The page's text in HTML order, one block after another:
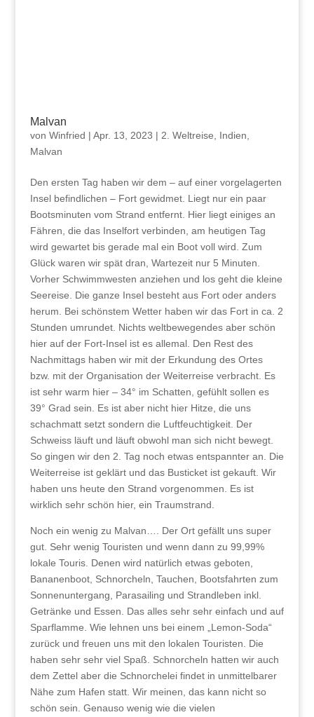
Malvan
von Winfried | Apr. 13, 2023 | 2. Weltreise Indien
Malvan
Den ersten Tag haben wir dem – auf einer vorgelagerten
Insel befindlichen – Fort gewidmet. Liegt nur ein paar
Bootsminuten vom Strand entfernt. Hier liegt einiges an
Fähren, die das Inselfort verbinden, am heutigen Tag
wird gewartet bis gerade mal ein Boot voll wird. Zum
Glück waren wir spät dran, Wartezeit nur 5 Minuten.
Vorher Schwimmwesten anziehen und los geht die kleine
Seereise. Die ganze Insel besteht aus Fort oder anders
herum. Bei schönstem Wetter haben wir das Fort in ca. 2
Stunden umrundet. Nichts weltbewegendes aber schön
hier auf der Fort-Insel ist es allemal. Den Rest des
Nachmittags haben wir mit der Erkundung des Ortes
bzw. mit der Organisation der Weiterreise verbracht. Es
ist sehr warm hier – 34° im Schatten, gefühlt sollen es
39° Grad sein. Es ist aber nicht hier Hitze, die uns
schachmatt setzt sondern die Luftfeuchtigkeit. Der
Schweiss läuft und läuft obwohl man sich nicht bewegt.
So gingen wir den 2. Tag noch etwas entspannter an. Die
Weiterreise ist geklärt und das Busticket ist gekauft. Wir
haben uns heute den Strand vorgenommen. Es ist
wirklich sehr schön hier, ein Traumstrand.
Noch ein wenig zu Malvan…. Der Ort gefällt uns super
gut. Sehr wenig Touristen und wenn dann zu 99,99%
lokale Touris. Denen wird natürlich etwas geboten,
Bananenboot, Schnorcheln, Tauchen, Bootsfahrten zum
Sonnenuntergang, Parasailing und Strandleben inkl.
Getränke und Essen. Das alles sehr sehr einfach und auf
Sparflamme. Wie lehnen uns bei einem „Lemon-Soda“
zurück und freuen uns mit den lokalen Touristen. Die
haben sehr sehr viel Spaß. Schnorcheln hatten wir auch
dem Zettel aber die Schnorchelei findet in unmittelbarer
Nähe zum Hafen statt. Wir meinen, das kann nicht so
schön sein. Genauso wenig wie die vielen